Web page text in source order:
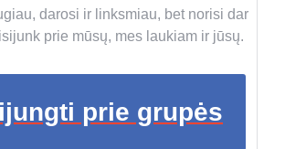
darosi ir linksmiau, bet norisi dar
prie mūsų, mes laukiam ir jūsų.
prie grupės